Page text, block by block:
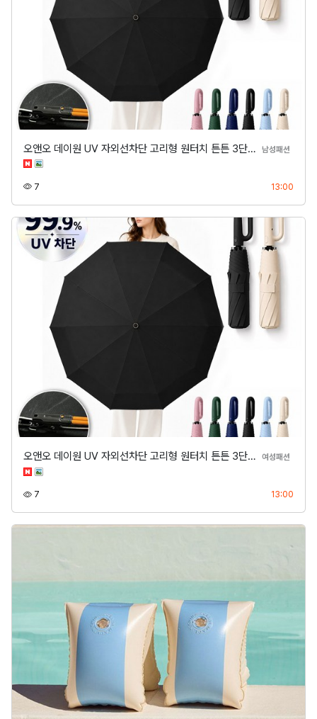
오앤오 데이원 UV 자외선차단 고리형 원터치 튼튼 3단… 남성패션
7 13:00
오앤오 데이원 UV 자외선차단 고리형 원터치 튼튼 3단… 여성패션
7 13:00